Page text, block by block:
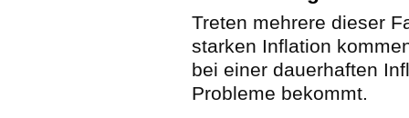
Treten mehrere dieser
starken Inflation
bei einer dauerhaften
Probleme bekommt.